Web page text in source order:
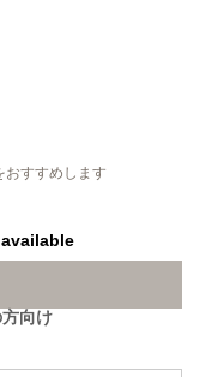
すすめします
向け